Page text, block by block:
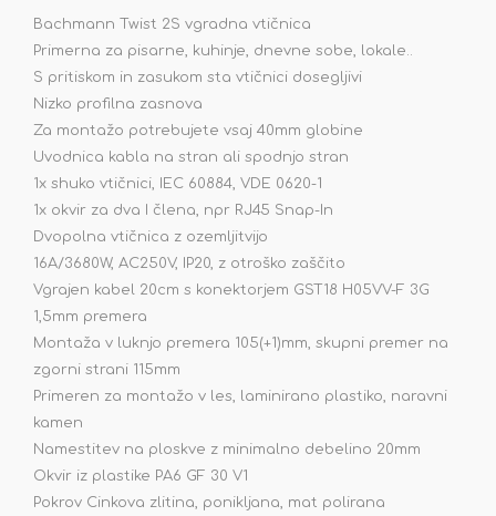
Bachmann Twist 2S vgradna vtičnica
Primerna za pisarne, kuhinje, dnevne sobe, lokale..
S pritiskom in zasukom sta vtičnici dosegljivi
Nizko profilna zasnova
Za montažo potrebujete vsaj 40mm globine
Uvodnica kabla na stran ali spodnjo stran
1x shuko vtičnici, IEC 60884, VDE 0620-1
1x okvir za dva I člena, npr RJ45 Snap-In
Dvopolna vtičnica z ozemljitvijo
16A/3680W, AC250V, IP20, z otroško zaščito
Vgrajen kabel 20cm s konektorjem GST18 H05VV-F 3G
1,5mm premera
Montaža v luknjo premera 105(+1)mm, skupni premer na
zgorni strani 115mm
Primeren za montažo v les, laminirano plastiko, naravni
kamen
Namestitev na ploskve z minimalno debelino 20mm
Okvir iz plastike PA6 GF 30 V1
Pokrov Cinkova zlitina, ponikljana, mat polirana